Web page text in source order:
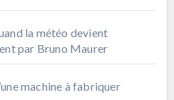
la météo devient
par Bruno Maurer
machine à fabriquer